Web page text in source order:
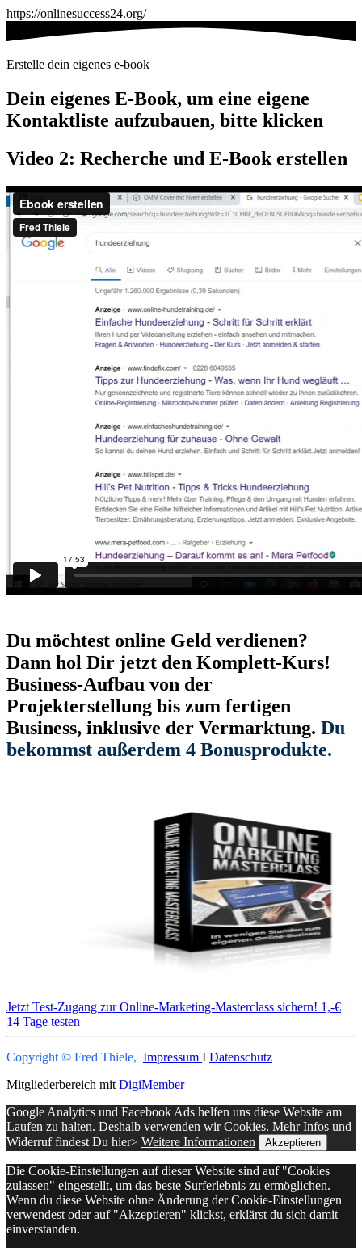
https://onlinesuccess24.org/
Erstelle dein eigenes e-book
Dein eigenes E-Book, um eine eigene
Kontaktliste aufzubauen, bitte klicken
Video 2: Recherche und E-Book erstellen
Du möchtest online Geld verdienen?
Dann hol Dir jetzt den Komplett-Kurs!
Business-Aufbau von der
Projekterstellung bis zum fertigen
Business, inklusive der Vermarktung. Du
bekommst außerdem 4 Bonusprodukte.
Jetzt Test-Zugang zur Online-Marketing-Masterclass sichern! 1,-€
14 Tage testen
Copyright © Fred Thiele, Impressum I Datenschutz
Mitgliederbereich mit DigiMember
Google Analytics und Facebook Ads helfen uns diese Website am
Laufen zu halten. Deshalb verwenden wir Cookies. Mehr Infos und
Widerruf findest Du hier> Weitere Informationen Akzeptieren
Die Cookie-Einstellungen auf dieser Website sind auf "Cookies
zulassen" eingestellt, um das beste Surferlebnis zu ermöglichen.
Wenn du diese Website ohne Änderung der Cookie-Einstellungen
verwendest oder auf "Akzeptieren" klickst, erklärst du sich damit
einverstanden.